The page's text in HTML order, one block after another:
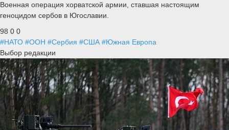
Военная операция хорватской армии, ставшая настоящим
геноцидом сербов в Югославии.
98 0 0
#НАТО #ООН #Сербия #США #Южная Европа
Выбор редакции